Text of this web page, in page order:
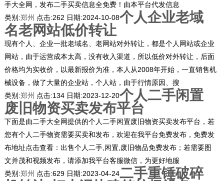
手大全网，发布二手买卖信息全免费！由本平台代发信息
类别:郑州 点击:262 日期:2024-10-08个人企业老域
名老网站低价转让
现有个人、企业一批老域名、老网站对外转让，都是个人网站或企业
网站，由于运营成本太高，没有收入渠道，所以低价对外转让，后面
价格均为实收价，以最新报价为准，本人从2008年开始，一直销售机
械设备，做了大量的企业站，个人站，由于行情原因、搜
类别:郑州 点击:134 日期:2023-12-20个人二手闲置
废旧物资买卖发布平台
下面是由二手大全网提供的个人二手闲置废旧物资买卖发布平台，若
您有个人二手物资需要买卖和发布，欢迎在我平台免费发布，免费发
布地址点击查看：出售个人二手,闲置,废旧物品免费发布；若需要图
文并茂和视频发布，请添加我平台客服微信，为更好地服
类别:郑州 点击:629 日期:2023-04-24二手重锤破碎